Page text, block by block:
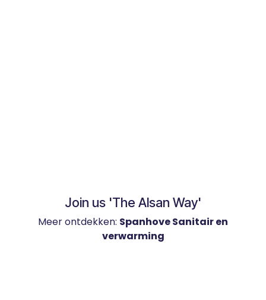
Join us 'The Alsan Way'
Meer ontdekken: Spanhove Sanitair en
verwarming